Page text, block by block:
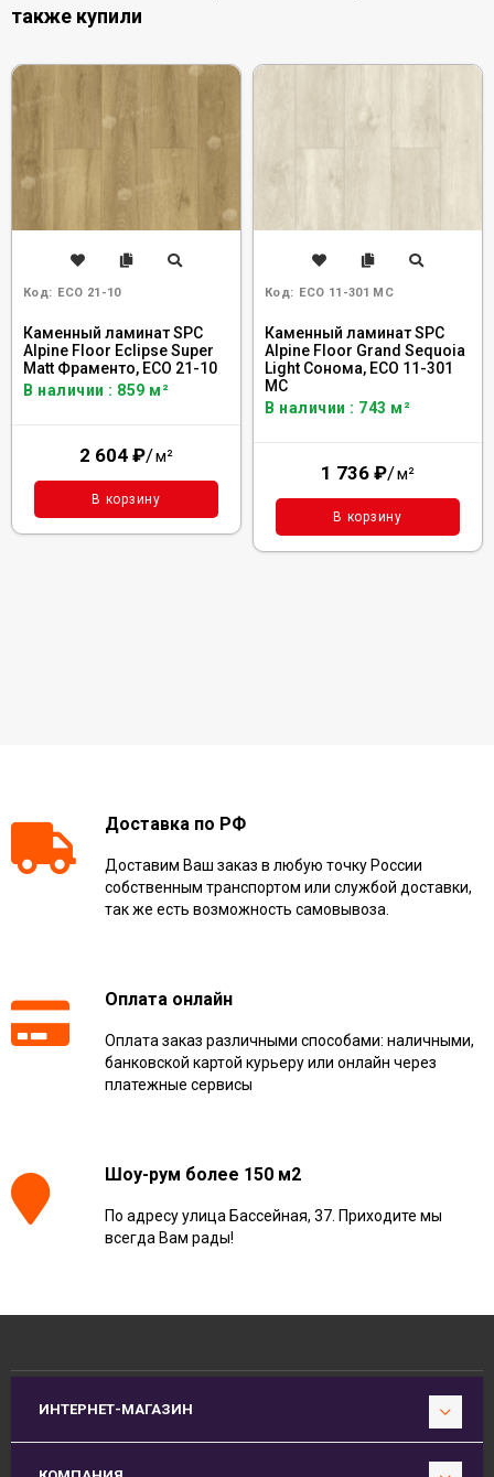
также купили
Код: ECO 21-10
Каменный ламинат SPC
Alpine Floor Eclipse Super
Matt Фраменто, ЕСО 21-10
В наличии : 859 м²
2 604 ₽/м²
В корзину
Код: ECO 11-301 MC
Каменный ламинат SPC
Alpine Floor Grand Sequoia
Light Сонома, ECO 11-301
MC
В наличии : 743 м²
1 736 ₽/м²
В корзину
Доставка по РФ
Доставим Ваш заказ в любую точку России
собственным транспортом или службой доставки,
так же есть возможность самовывоза.
Оплата онлайн
Оплата заказ различными способами: наличными,
банковской картой курьеру или онлайн через
платежные сервисы
Шоу-рум более 150 м2
По адресу улица Бассейная, 37. Приходите мы
всегда Вам рады!
ИНТЕРНЕТ-МАГАЗИН